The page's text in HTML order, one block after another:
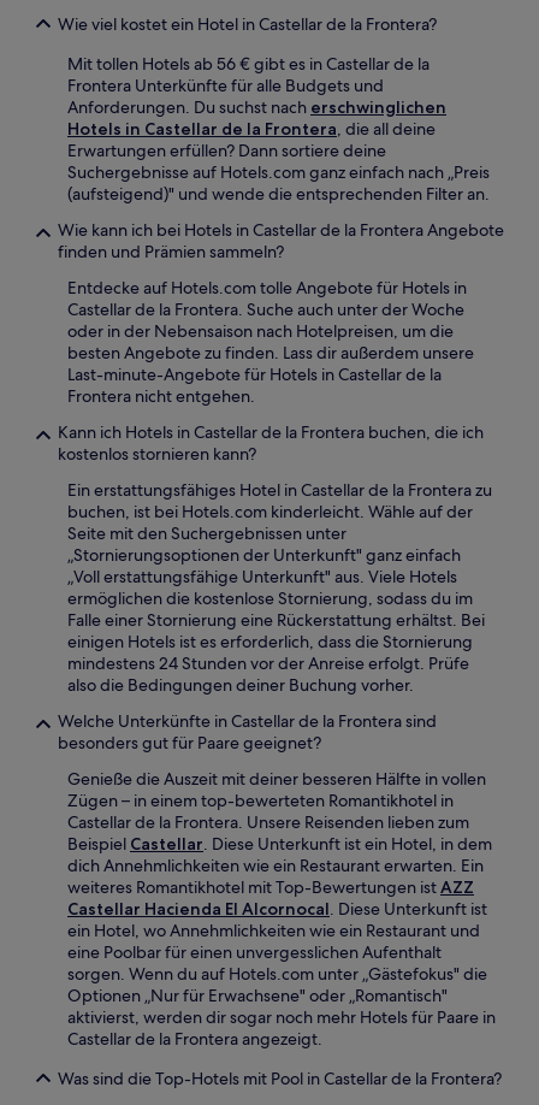
Wie viel kostet ein Hotel in Castellar de la Frontera?
Mit tollen Hotels ab 56 € gibt es in Castellar de la
Frontera Unterkünfte für alle Budgets und
Anforderungen. Du suchst nach erschwinglichen
Hotels in Castellar de la Frontera, die all deine
Erwartungen erfüllen? Dann sortiere deine
Suchergebnisse auf Hotels.com ganz einfach nach „Preis
(aufsteigend)" und wende die entsprechenden Filter an.
Wie kann ich bei Hotels in Castellar de la Frontera Angebote
finden und Prämien sammeln?
Entdecke auf Hotels.com tolle Angebote für Hotels in
Castellar de la Frontera. Suche auch unter der Woche
oder in der Nebensaison nach Hotelpreisen, um die
besten Angebote zu finden. Lass dir außerdem unsere
Last-minute-Angebote für Hotels in Castellar de la
Frontera nicht entgehen.
Kann ich Hotels in Castellar de la Frontera buchen, die ich
kostenlos stornieren kann?
Ein erstattungsfähiges Hotel in Castellar de la Frontera zu
buchen, ist bei Hotels.com kinderleicht. Wähle auf der
Seite mit den Suchergebnissen unter
„Stornierungsoptionen der Unterkunft" ganz einfach
„Voll erstattungsfähige Unterkunft" aus. Viele Hotels
ermöglichen die kostenlose Stornierung, sodass du im
Falle einer Stornierung eine Rückerstattung erhältst. Bei
einigen Hotels ist es erforderlich, dass die Stornierung
mindestens 24 Stunden vor der Anreise erfolgt. Prüfe
also die Bedingungen deiner Buchung vorher.
Welche Unterkünfte in Castellar de la Frontera sind
besonders gut für Paare geeignet?
Genieße die Auszeit mit deiner besseren Hälfte in vollen
Zügen – in einem top-bewerteten Romantikhotel in
Castellar de la Frontera. Unsere Reisenden lieben zum
Beispiel Castellar. Diese Unterkunft ist ein Hotel, in dem
dich Annehmlichkeiten wie ein Restaurant erwarten. Ein
weiteres Romantikhotel mit Top-Bewertungen istAZZ
Castellar Hacienda El Alcornocal. Diese Unterkunft ist
ein Hotel, wo Annehmlichkeiten wie ein Restaurant und
eine Poolbar für einen unvergesslichen Aufenthalt
sorgen. Wenn du auf Hotels.com unter „Gästefokus" die
Optionen „Nur für Erwachsene" oder „Romantisch"
aktivierst, werden dir sogar noch mehr Hotels für Paare in
Castellar de la Frontera angezeigt.
Was sind die Top-Hotels mit Pool in Castellar de la Frontera?